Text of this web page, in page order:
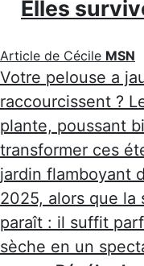
Elles
Article de Cécile MSN
Votre pelouse a
raccourcissent ?
plante, poussant
transformer ces
jardin flamboyant
2025, alors que la
paraît : il suffit
sèche en un